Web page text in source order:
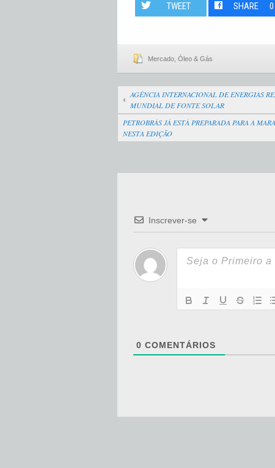
TWEET SHARE 0
Mercado Óleo & Gás
AGÊNCIA INTERNACIONAL DE ENERGIAS
MUNDIAL DE FONTE SOLAR
PETROBRÁS JÁ ESTÁ PREPARADA PARA A
NESTA EDIÇÃO
Inscrever-se
0 COMENTÁRIOS